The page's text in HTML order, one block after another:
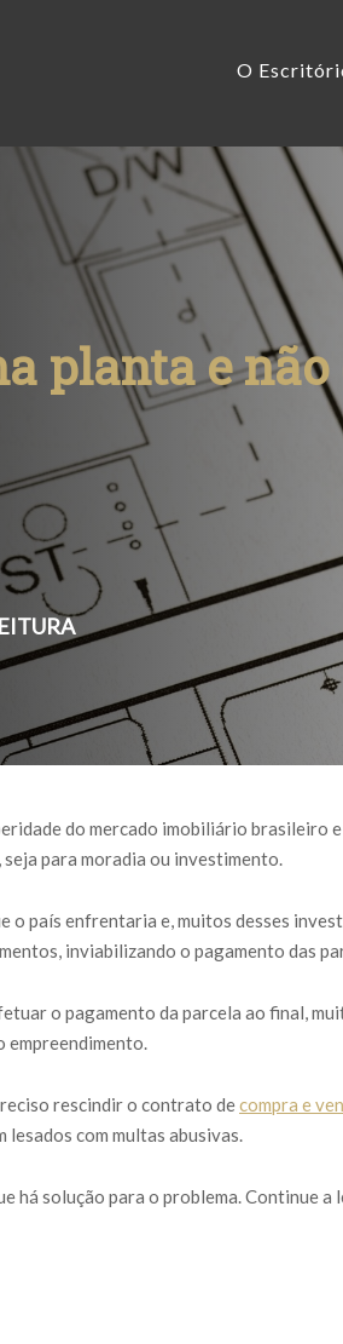
O
planta e não
do mercado imobiliário brasileiro
, seja para moradia ou investimento.
o país enfrentaria e, muitos desses
inviabilizando o pagamento das
o pagamento da parcela ao final,
empreendimento.
rescindir o contrato decompra e
lesados com multas abusivas.
há solução para o problema. Continue a